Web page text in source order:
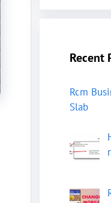
Recent
Rcm
Slab